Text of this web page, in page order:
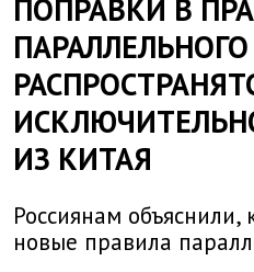
ПОПРАВКИ В
ИЗ КИТАЯ
Россиянам объяснили,
новые правила